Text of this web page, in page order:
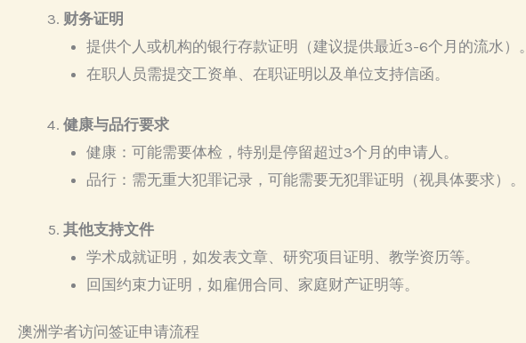
财务证明
提供个人或机构的银行存款证明（建议提供最近3-6个月的流水）。
在职人员需提交工资单、在职证明以及单位支持信函。
健康与品行要求
健康：可能需要体检，特别是停留超过3个月的申请人。
品行：需无重大犯罪记录，可能需要无犯罪证明（视具体要求）。
其他支持文件
学术成就证明，如发表文章、研究项目证明、教学资历等。
回国约束力证明，如雇佣合同、家庭财产证明等。
澳洲学者访问签证申请流程